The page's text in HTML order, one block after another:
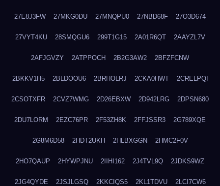
27E8J3FW 27MKG0DU 27MNQPU0 27NBD68F 27O3D674
27VYT4KU 28SMQGU6 299T1G15 2A01R6QT 2AAYZL7V
2AFJGVZY 2ATPPOCH 2B2G3AW2 2BFZFCNW
2BKKV1H5 2BLDOOU6 2BRHOLRJ 2CKA0HWT 2CRELPQI
2CSOTXFR 2CVZ7WMG 2D26EBXW 2D942LRG 2DPSN680
2DU7LORM 2EZC76PR 2F53ZH8K 2FFJSSR3 2G789XQE
2G8M6D58 2HDT2UKH 2HLBXGGN 2HMC2F0V
2HO7QAUP 2HYWPJNU 2IIHI162 2J4TVL9Q 2JDKS9WZ
2JG4QYDE 2JSJLGSQ 2KKCIQS5 2KL1TDVU 2LCI7CW6